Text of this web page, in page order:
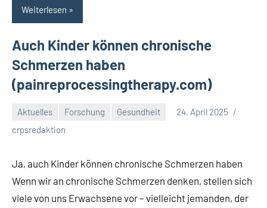
Weiterlesen
Auch Kinder können chronische
Schmerzen haben
(painreprocessingtherapy.com)
Aktuelles Forschung Gesundheit
24. April 2025
crpsredaktion
Keine
Ja, auch Kinder können chronische Schmerzen haben
Wenn wir an chronische Schmerzen denken, stellen sich
viele von uns Erwachsene vor – vielleicht jemanden, der